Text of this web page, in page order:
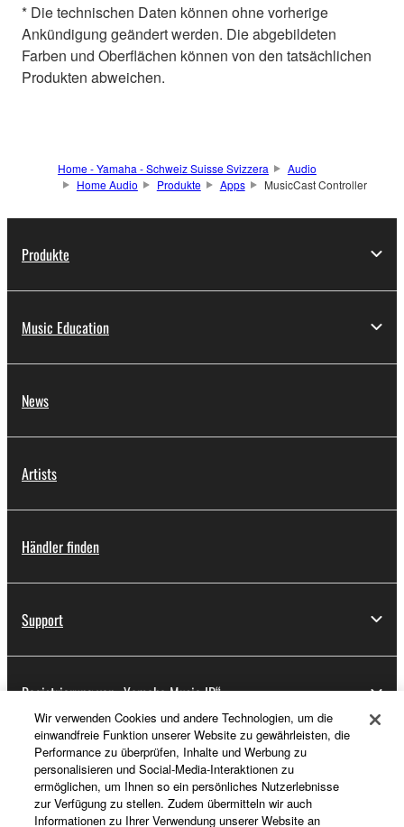
* Die technischen Daten können ohne vorherige
Ankündigung geändert werden. Die abgebildeten
Farben und Oberflächen können von den tatsächlichen
Produkten abweichen.
Home - Yamaha - Schweiz Suisse Svizzera
Audio
Home Audio
Produkte Apps MusicCast Controller
Produkte
Music Education
News
Artists
Händler finden
Support
Registrierung von „Yamaha Music ID“
Über Yamaha
Wir verwenden Cookies und andere Technologien, um die
einwandfreie Funktion unserer Website zu gewährleisten, die
Performance zu überprüfen, Inhalte und Werbung zu
personalisieren und Social-Media-Interaktionen zu
ermöglichen, um Ihnen so ein persönliches Nutzerlebnisse
zur Verfügung zu stellen. Zudem übermitteln wir auch
Informationen zu Ihrer Verwendung unserer Website an